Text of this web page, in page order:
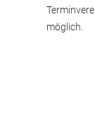
möglich.